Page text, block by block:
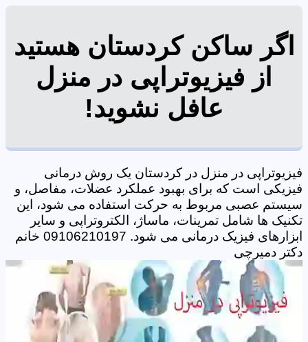
اگر ساکن کردستان هستید
از فیزیوتراپی در منزل
عافل نشوید!
فیزیوتراپی در منزل در کردستان یک روش درمانی
فیزیکی است که برای بهبود عملکرد عضلات، مفاصل، و
سیستم عصبی مربوط به حرکت استفاده می شود، این
تکنیک ها شامل تمرینات، ماساژ، الکتروتراپی و سایر
ابزارهای فیزیک درمانی می شود. 09106210197 خانم
دکتر دمیرچی